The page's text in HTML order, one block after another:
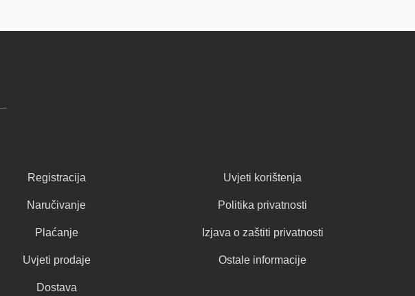
Registracija
Naručivanje
Plaćanje
Uvjeti prodaje
Dostava
Uvjeti korištenja
Politika privatnosti
Izjava o zaštiti privatnosti
Ostale informacije